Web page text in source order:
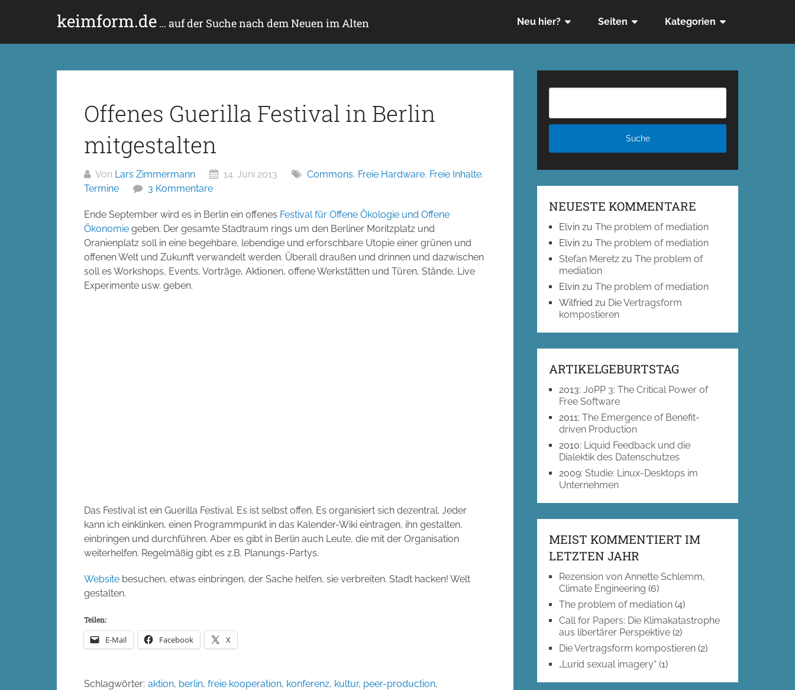
keimform.de … auf der Suche nach dem Neuen im Alten Neu hier? Seiten Kategorien
Offenes Guerilla Festival in Berlin
mitgestalten
Von Lars Zimmermann 14. Juni 2013 Commons, Freie Hardware, Freie Inhalte,
Termine
3 Kommentare
Ende September wird es in Berlin ein offenes Festival für Offene Ökologie und Offene
Ökonomie geben. Der gesamte Stadtraum rings um den Berliner Moritzplatz und
Oranienplatz soll in eine begehbare, lebendige und erforschbare Utopie einer grünen und
offenen Welt und Zukunft verwandelt werden. Überall draußen und drinnen und dazwischen
soll es Workshops, Events, Vorträge, Aktionen, offene Werkstätten und Türen, Stände, Live
Experimente usw. geben.
Das Festival ist ein Guerilla Festival. Es ist selbst offen. Es organisiert sich dezentral. Jeder
kann ich einklinken, einen Programmpunkt in das Kalender-Wiki eintragen, ihn gestalten,
einbringen und durchführen. Aber es gibt in Berlin auch Leute, die mit der Organisation
weiterhelfen. Regelmäßig gibt es z.B. Planungs-Partys.
Website besuchen, etwas einbringen, der Sache helfen, sie verbreiten. Stadt hacken! Welt
gestalten.
Teilen:
E-Mail Facebook X
Schlagwörter: aktion, berlin, freie kooperation, konferenz, kultur, peer-production,
NEUESTE KOMMENTARE
Elvin zuThe problem of mediation
Elvin zuThe problem of mediation
Stefan Meretz zuThe problem of
mediation
Elvin zuThe problem of mediation
Wilfried zu Die Vertragsform
kompostieren
ARTIKELGEBURTSTAG
2013:JoPP 3: The Critical Power of
Free Software
2011:The Emergence of Benefit-
driven Production
2010: Liquid Feedback und die
Dialektik des Datenschutzes
2009:Studie: Linux-Desktops im
Unternehmen
MEIST KOMMENTIERT IM
LETZTEN JAHR
Rezension von Annette Schlemm,
Climate Engineering (6)
The problem of mediation (4)
Call for Papers: Die Klimakatastrophe
aus libertärer Perspektive (2)
Die Vertragsform kompostieren (2)
„Lurid sexual imagery“ (1)